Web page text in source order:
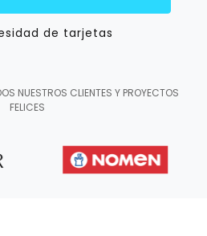
de tarjetas
NUESTROS CLIENTES Y PROYECTOS
FELICES